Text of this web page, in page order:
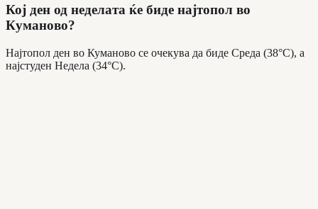
Кој ден од неделата ќе биде најтопол во
Куманово?
Најтопол ден во Куманово се очекува да биде Среда (38°C), а
најстуден Недела (34°C).